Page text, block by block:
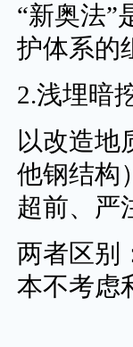
“新奥法”
护体系的
2.浅埋暗
以改造地
他钢结构
超前、严
两者区别
本不考虑